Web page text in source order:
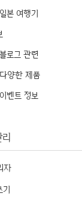
일본 여행기
블로그 관련
다양한 제품
이벤트 정보
자
기